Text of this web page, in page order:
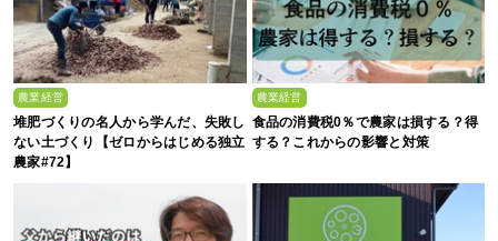
農業経営
堆肥づくりの名人から学んだ、失敗し
ない土づくり【ゼロからはじめる独立
農家#72】
農業経営
食品の消費税0％で農家は損する？得
する？これからの影響と対策